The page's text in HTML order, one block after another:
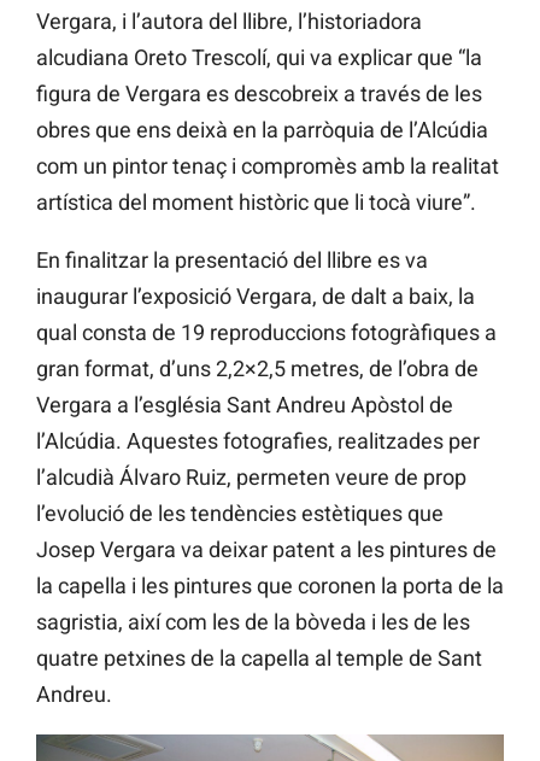
Vergara, i l’autora del llibre, l’historiadora
alcudiana Oreto Trescolí, qui va explicar que “la
figura de Vergara es descobreix a través de les
obres que ens deixà en la parròquia de l’Alcúdia
com un pintor tenaç i compromès amb la realitat
artística del moment històric que li tocà viure”.
En finalitzar la presentació del llibre es va
inaugurar l’exposició Vergara, de dalt a baix, la
qual consta de 19 reproduccions fotogràfiques a
gran format, d’uns 2,2×2,5 metres, de l’obra de
Vergara a l’església Sant Andreu Apòstol de
l’Alcúdia. Aquestes fotografies, realitzades per
l’alcudià Álvaro Ruiz, permeten veure de prop
l’evolució de les tendències estètiques que
Josep Vergara va deixar patent a les pintures de
la capella i les pintures que coronen la porta de la
sagristia, així com les de la bòveda i les de les
quatre petxines de la capella al temple de Sant
Andreu.